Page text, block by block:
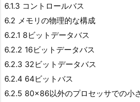
6.1.3 コントロールバス
6.2 メモリの物理的な構成
6.2.1 8ビットデータバス
6.2.2 16ビットデータバス
6.2.3 32ビットデータバス
6.2.4 64ビットバス
6.2.5 80×86以外のプロセッサでの小